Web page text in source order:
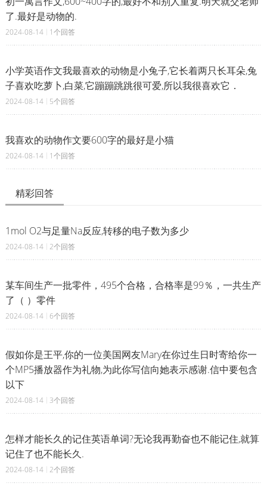
了.最好是动物的.
2024-08-14 1个回答
小学英语作文我最喜欢的动物是小兔子,它长着两只长耳朵,兔
子喜欢吃萝卜,白菜,它蹦蹦跳跳很可爱,所以我很喜欢它．
2024-08-14 5个回答
我喜欢的动物作文要600字的最好是小猫
2024-08-14 1个回答
精彩回答
1mol O2与足量Na反应,转移的电子数为多少
2024-08-14 2个回答
某车间生产一批零件，495个合格，合格率是99％，一共生产
了（ ）零件
2024-08-14 6个回答
假如你是王平,你的一位美国网友Mary在你过生日时寄给你一
个MP5播放器作为礼物,为此你写信向她表示感谢.信中要包含
以下
2024-08-14 3个回答
怎样才能长久的记住英语单词?无论我再勤奋也不能记住,就算
记住了也不能长久.
2024-08-14 2个回答